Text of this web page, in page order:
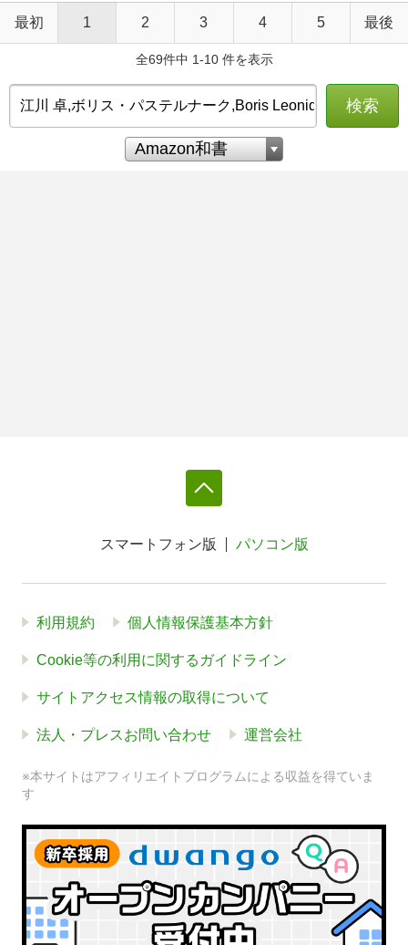
最初 1 2 3 4 5 最後
全69件中 1-10 件を表示
検索
スマートフォン版 パソコン版
利用規約 個人情報保護基本方針
Cookie等の利用に関するガイドライン
サイトアクセス情報の取得について
法人・プレスお問い合わせ 運営会社
※本サイトはアフィリエイトプログラムによる収益を得ていま
す